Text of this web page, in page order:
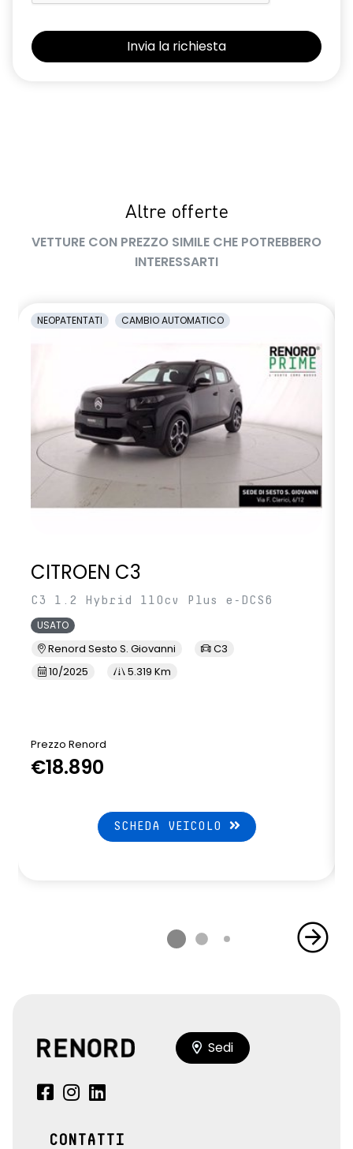
Sedili con sistema isofix
Selleria Stepway in tessuto blu e nero
Volante regolabile in altezza e profondità
Altre offerte
VETTURE CON PREZZO SIMILE CHE POTREBBERO
INTERESSARTI
NEOPATENTATI CAMBIO AUTOMATICO
CITROEN C3
C3 1.2 Hybrid 110cv Plus e-DCS6
USATO
Renord Sesto S. Giovanni
C3
10/2025
5.319 Km
Prezzo Renord
€18.890
SCHEDA VEICOLO
Sedi
CONTATTI